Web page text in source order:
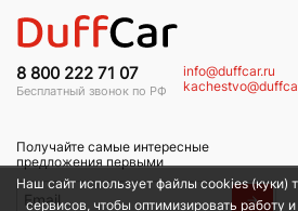
8 800 222 71 07
Бесплатный звонок по РФ
info@duffcar.ru
Получайте самые интересные
предложения первыми
→
Наш сайт использует файлы cookies (куки)
сервисов, чтобы оптимизировать работу